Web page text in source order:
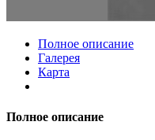
Полное описание
Галерея
Карта
Полное описание